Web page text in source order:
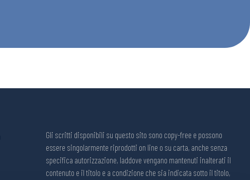
Gli scritti disponibili su questo sito sono copy-free e possono
essere singolarmente riprodotti on line o su carta, anche senza
specifica autorizzazione, laddove vengano mantenuti inalterati il
contenuto e il titolo e a condizione che sia indicata sotto il titolo,